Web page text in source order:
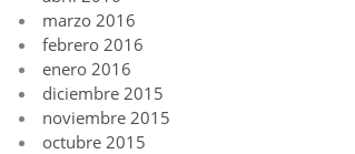
marzo 2016
febrero 2016
enero 2016
diciembre 2015
noviembre 2015
octubre 2015